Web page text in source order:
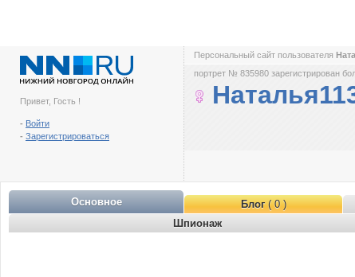
Привет, Гость !
- Войти
- Зарегистрироваться
Персональный сайт пользователя
портрет № 835980 зарегистрирован
Основное Блог( 0 )
Шпионаж